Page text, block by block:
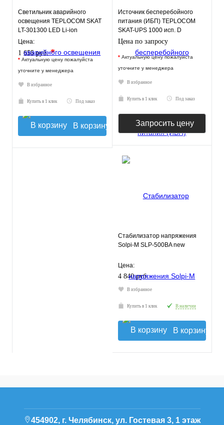
Светильник аварийного
освещения TEPLOCOM SKAT
LT-301300 LED Li-ion
Цена:
1 655 руб.*
* Актуальную цену пожалуйста
уточните у менеджера
В избранное
Купить в 1 клик Под заказ
В корзину
Источник бесперебойного
питания (ИБП) TEPLOCOM
SKAT-UPS 1000 исп. D
Цена по запросу
* Актуальную цену пожалуйста
уточните у менеджера
В избранное
Купить в 1 клик Под заказ
Запросить цену
Стабилизатор напряжения
Solpi-M SLP-500BA new
Цена:
4 840 руб.
В избранное
Купить в 1 клик В наличии
В корзину
454902, г. Челябинск, ул. Гостевая 3, 1 этаж